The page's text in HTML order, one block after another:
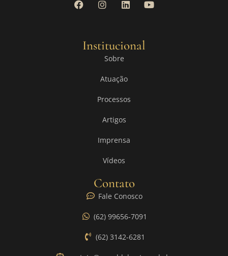
Institucional
Sobre
Atuação
Processos
Artigos
Imprensa
Vídeos
Contato
Fale Conosco
(62) 99656-7091
(62) 3142-6281